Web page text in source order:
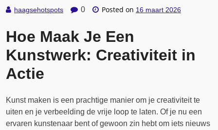
haagsehotspots 0 Posted on 16 maart 2026
Hoe Maak Je Een
Kunstwerk: Creativiteit in
Actie
Kunst maken is een prachtige manier om je creativiteit te
uiten en je verbeelding de vrije loop te laten. Of je nu een
ervaren kunstenaar bent of gewoon zin hebt om iets nieuws